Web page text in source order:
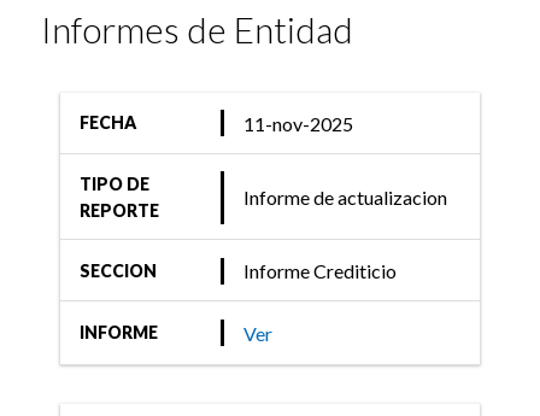
Informes de Entidad
FECHA 11-nov-2025
TIPO DE
REPORTE
Informe de actualizacion
SECCION Informe Crediticio
INFORME Ver